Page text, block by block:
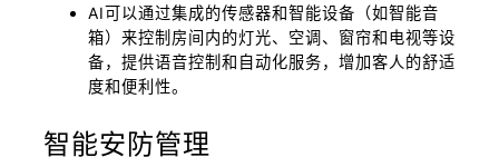
AI可以通过集成的传感器和智能设备（如智能音
箱）来控制房间内的灯光、空调、窗帘和电视等设
备，提供语音控制和自动化服务，增加客人的舒适
度和便利性。
智能安防管理